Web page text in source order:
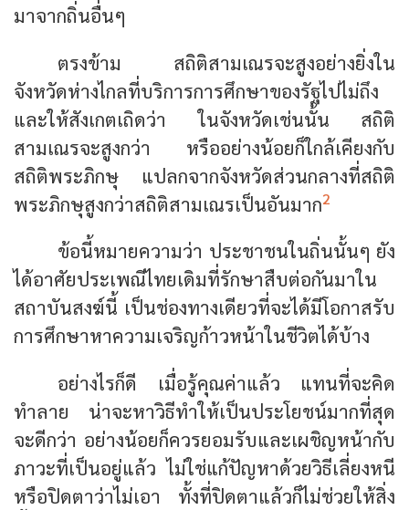
มาจากถิ่นอื่นๆ
ตรงข้าม สถิติสามเณรจะสูงอย่างยิ่งใน
จังหวัดห่างไกลที่บริการการศึกษาของรัฐไปไม่ถึง
และให้สังเกตเถิดว่า ในจังหวัดเช่นนั้น สถิติ
สามเณรจะสูงกว่า หรืออย่างน้อยก็ใกล้เคียงกับ
สถิติพระภิกษุ แปลกจากจังหวัดส่วนกลางที่สถิติ
พระภิกษุสูงกว่าสถิติสามเณรเป็นอันมาก2
ข้อนี้หมายความว่า ประชาชนในถิ่นนั้นๆ ยัง
ได้อาศัยประเพณีไทยเดิมที่รักษาสืบต่อกันมาใน
สถาบันสงฆ์นี้ เป็นช่องทางเดียวที่จะได้มีโอกาสรับ
การศึกษาหาความเจริญก้าวหน้าในชีวิตได้บ้าง
อย่างไรก็ดี เมื่อรู้คุณค่าแล้ว แทนที่จะคิด
ทำลาย น่าจะหาวิธีทำให้เป็นประโยชน์มากที่สุด
จะดีกว่า อย่างน้อยก็ควรยอมรับและเผชิญหน้ากับ
ภาวะที่เป็นอยู่แล้ว ไม่ใช่แก้ปัญหาด้วยวิธีเลี่ยงหนี
หรือปิดตาว่าไม่เอา ทั้งที่ปิดตาแล้วก็ไม่ช่วยให้สิ่ง